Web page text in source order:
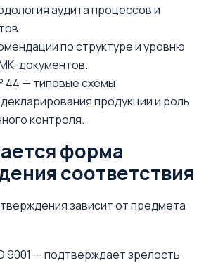
аудита процессов и
по структуре и уровню
документов.
— типовые схемы
продукции и роль
контроля.
форма
соответствия
зависит от предмета
9001 — подтверждает зрелость